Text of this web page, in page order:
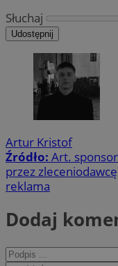
Słuchaj
Udostępnij
Artur Kristof
Źródło: Art.
przez zleceniodawcę
reklama
Dodaj